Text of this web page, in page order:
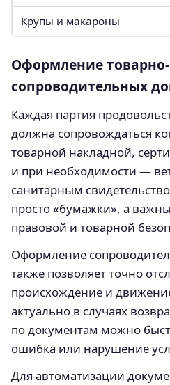
Крупы и макароны
Оформление товарно-
сопроводительных
Каждая партия
должна сопровождаться
товарной накладной,
и при необходимости —
санитарным
просто «бумажки», а
правовой и товарной
Оформление
также позволяет точно
происхождение и
актуально в случаях
по документам можно
ошибка или нарушение
Для автоматизации